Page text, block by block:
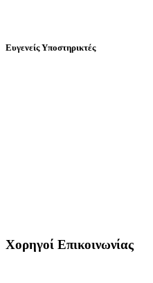
Ευγενείς Υποστηρικτές
Χορηγοί Επικοινωνίας